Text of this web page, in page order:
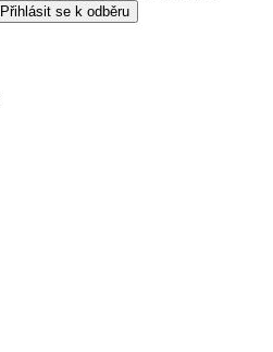
Přihlásit se k odběru